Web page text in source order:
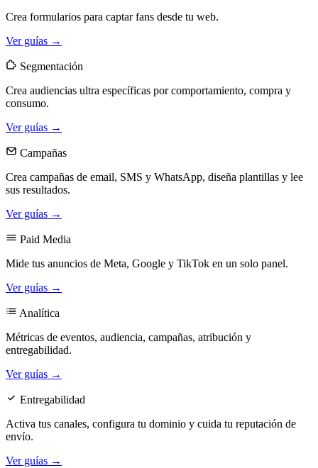
Crea formularios para captar fans desde tu web.
Ver guías →
Segmentación
Crea audiencias ultra específicas por comportamiento, compra y
consumo.
Ver guías →
Campañas
Crea campañas de email, SMS y WhatsApp, diseña plantillas y lee
sus resultados.
Ver guías →
Paid Media
Mide tus anuncios de Meta, Google y TikTok en un solo panel.
Ver guías →
Analítica
Métricas de eventos, audiencia, campañas, atribución y
entregabilidad.
Ver guías →
Entregabilidad
Activa tus canales, configura tu dominio y cuida tu reputación de
envío.
Ver guías →